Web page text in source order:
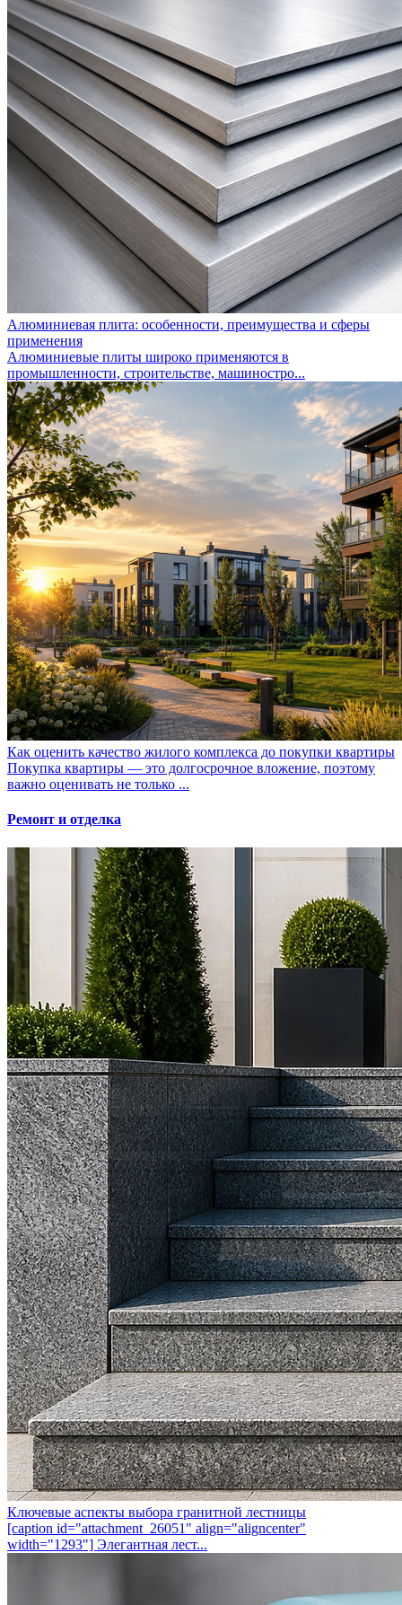
Алюминиевая плита: особенности, преимущества и сферы
применения
Алюминиевые плиты широко применяются в
промышленности, строительстве, машиностро...
Как оценить качество жилого комплекса до покупки квартиры
Покупка квартиры — это долгосрочное вложение, поэтому
важно оценивать не только ...
Ремонт и отделка
Ключевые аспекты выбора гранитной лестницы
[caption id="attachment_26051" align="aligncenter"
width="1293"] Элегантная лест...